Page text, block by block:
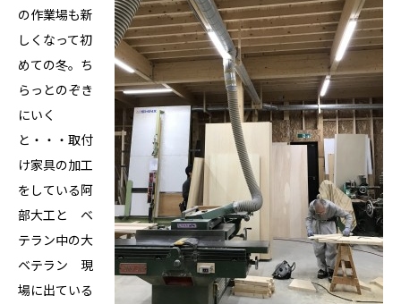
の作業場も新
しくなって初
めての冬。ち
らっとのぞき
にいく
と・・・取付
け家具の加工
をしている阿
部大工と ベ
テラン中の大
ベテラン 現
場に出ている